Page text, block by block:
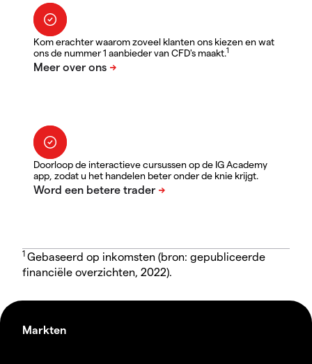
Kom erachter waarom zoveel klanten ons kiezen en wat
ons de nummer 1 aanbieder van CFD's maakt.1
Doorloop de interactieve cursussen op de IG Academy
app, zodat u het handelen beter onder de knie krijgt.
1 Gebaseerd op inkomsten (bron: gepubliceerde
financiële overzichten, 2022).
Markten